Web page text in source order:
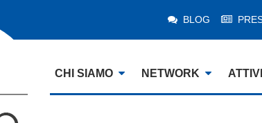
BLOG
CHI SIAMO NETWORK